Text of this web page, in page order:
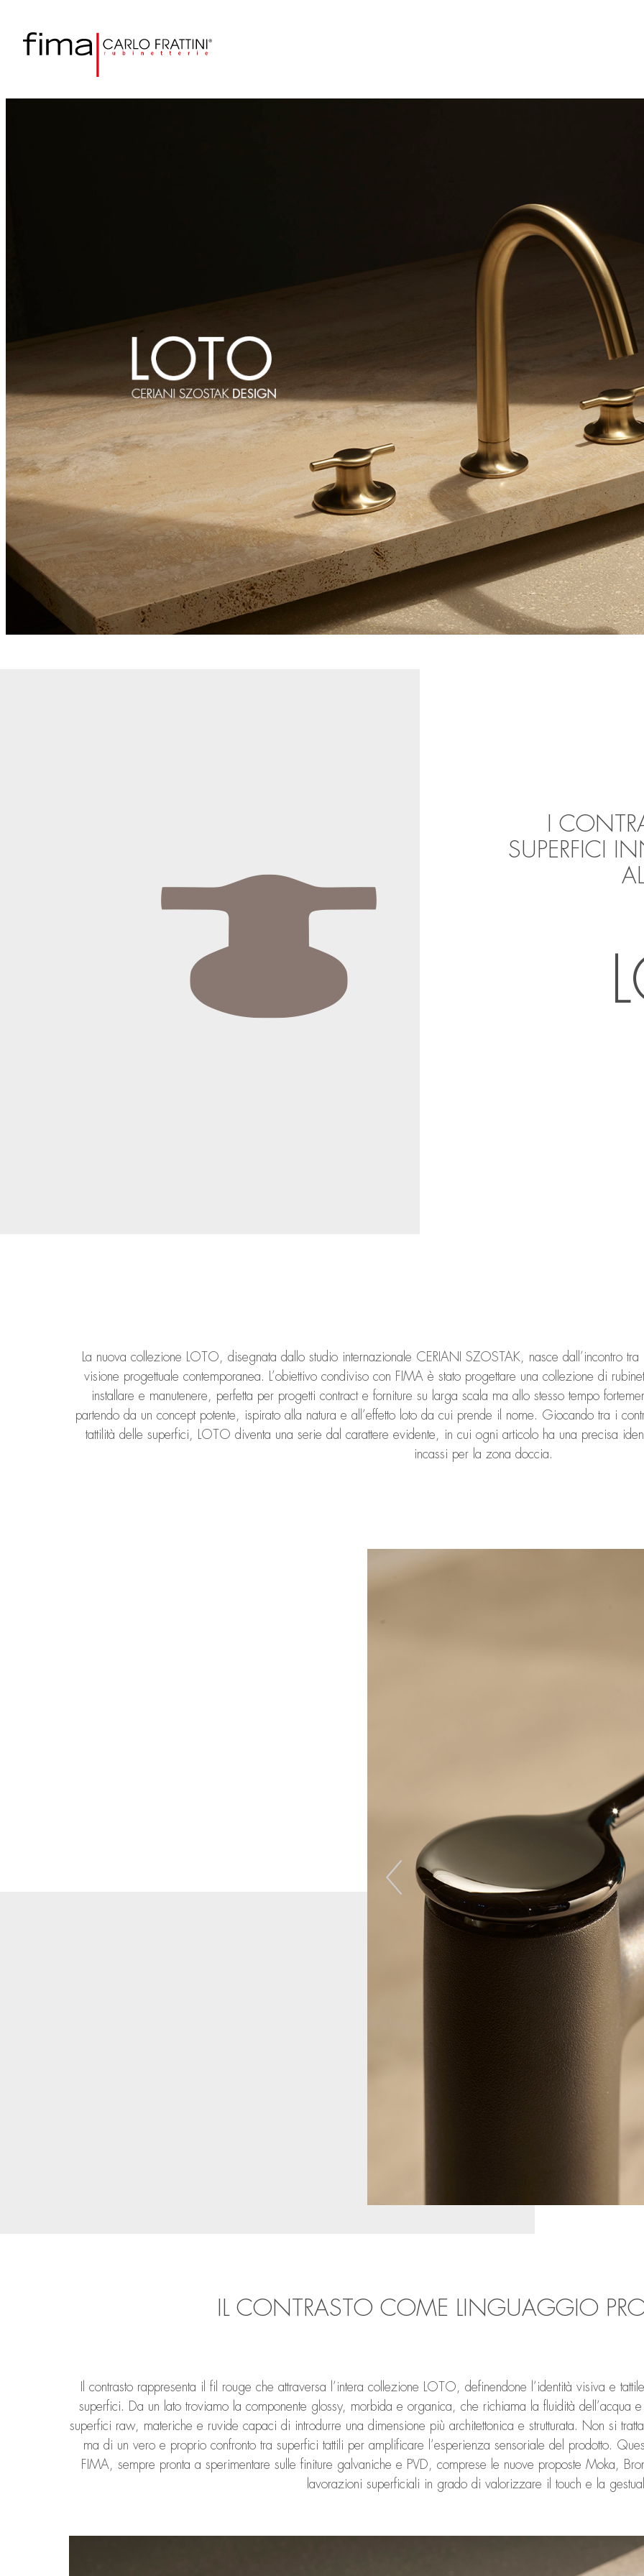
I
SUPERFICI
La nuova collezione LOTO, disegnata dallo studio internazionale CERIANI SZOSTAK, nasce dall’incontro
visione progettuale contemporanea. L’obiettivo condiviso con FIMA è stato progettare una collezione di
installare e manutenere, perfetta per progetti contract e forniture su larga scala ma allo stesso tempo
partendo da un concept potente, ispirato alla natura e all’effetto loto da cui prende il nome. Giocando tra i
tattilità delle superfici, LOTO diventa una serie dal carattere evidente, in cui ogni articolo ha una precisa
incassi per la zona doccia.
IL CONTRASTO COME LINGUAGGIO
Il contrasto rappresenta il fil rouge che attraversa l’intera collezione LOTO, definendone l’identità visiva e
superfici. Da un lato troviamo la componente glossy, morbida e organica, che richiama la fluidità dell’acqua
superfici raw, materiche e ruvide capaci di introdurre una dimensione più architettonica e strutturata. Non si
ma di un vero e proprio confronto tra superfici tattili per amplificare l’esperienza sensoriale del prodotto.
FIMA, sempre pronta a sperimentare sulle finiture galvaniche e PVD, comprese le nuove proposte Moka,
lavorazioni superficiali in grado di valorizzare il touch e la